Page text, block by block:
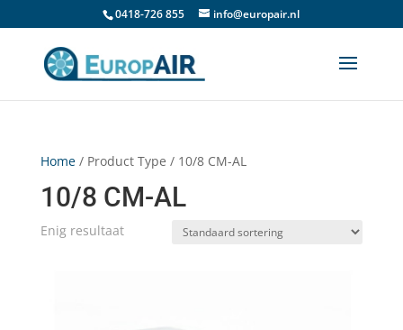
0418-726 855 info@europair.nl
Home/ Product Type / 10/8 CM-AL
10/8 CM-AL
Enig resultaat